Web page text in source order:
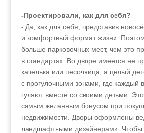
-Проектировали, как для себя?
- Да, как для себя, представив
и комфортный формат жизни.
больше парковочных мест, чем это
в стандартах. Во дворе имеется не
качелька или песочница, а целый
с прогулочными зонами, где каждый
гуляют вместе со своими детьми.
самым желанным бонусом при
недвижимости. Дворы оформлены
ландшафтными дизайнерами. Чтобы